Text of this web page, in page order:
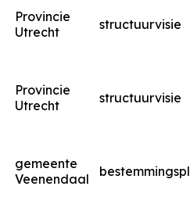
Provincie
Utrecht
structuurvisie
Provincie
Utrecht
structuurvisie
gemeente
Veenendaal